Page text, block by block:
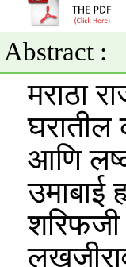
Abstract :
मराठा
घरातील
आणि
उमाबाई